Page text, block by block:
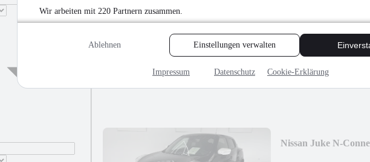
Wir arbeiten mit 220 Partnern zusammen.
Ablehnen Einstellungen verwalten
Impressum Datenschutz Cookie-Erklärung
Hyundai i30
22.900 €
239 € mtl.
Unfallfrei •EZ 02/2020
Nissan Juke N-